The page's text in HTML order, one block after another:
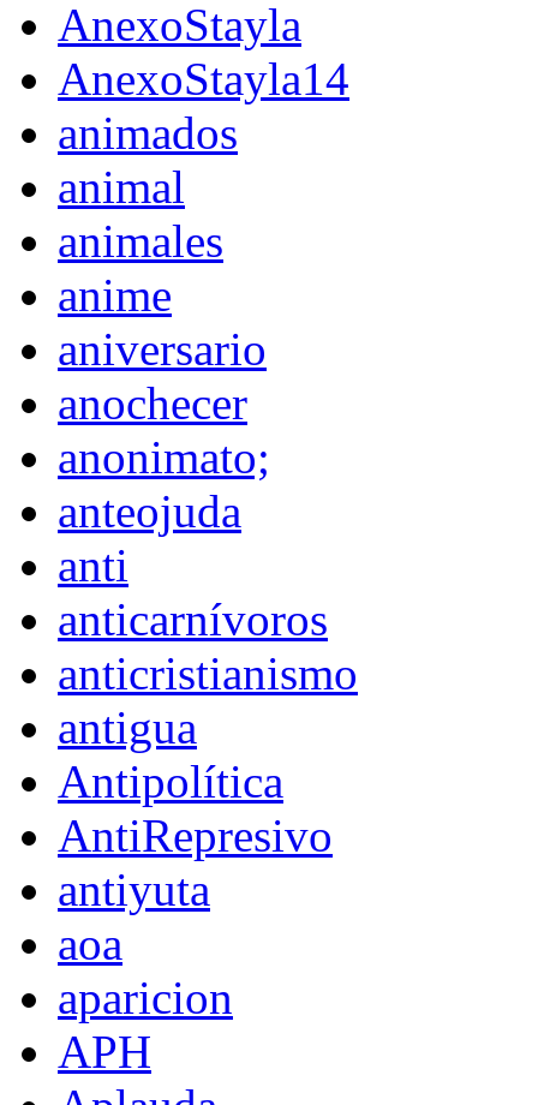
AnexoStayla
AnexoStayla14
animados
animal
animales
anime
aniversario
anochecer
anonimato;
anteojuda
anti
anticarnívoros
anticristianismo
antigua
Antipolítica
AntiRepresivo
antiyuta
aoa
aparicion
APH